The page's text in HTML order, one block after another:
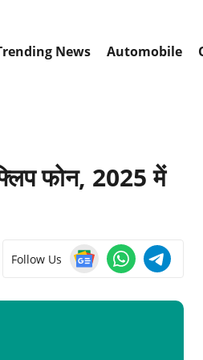
News Automobile
फोन, 2025 में
Follow Us